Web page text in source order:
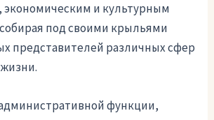
и культурным
под своими крыльями
представителей различных сфер
функции,